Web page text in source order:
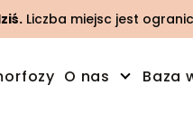
Liczba miejsc jest
O nas Baza